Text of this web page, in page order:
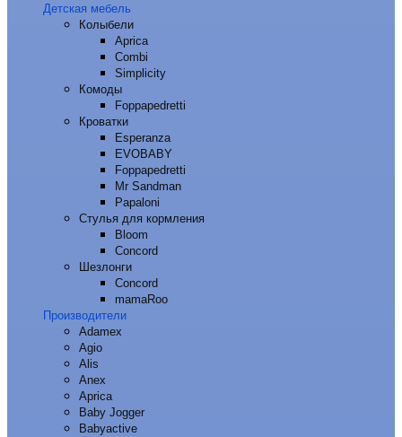
Детская мебель
Колыбели
Aprica
Combi
Simplicity
Комоды
Foppapedretti
Кроватки
Esperanza
EVOBABY
Foppapedretti
Mr Sandman
Papaloni
Стулья для кормления
Bloom
Concord
Шезлонги
Concord
mamaRoo
Производители
Adamex
Agio
Alis
Anex
Aprica
Baby Jogger
Babyactive